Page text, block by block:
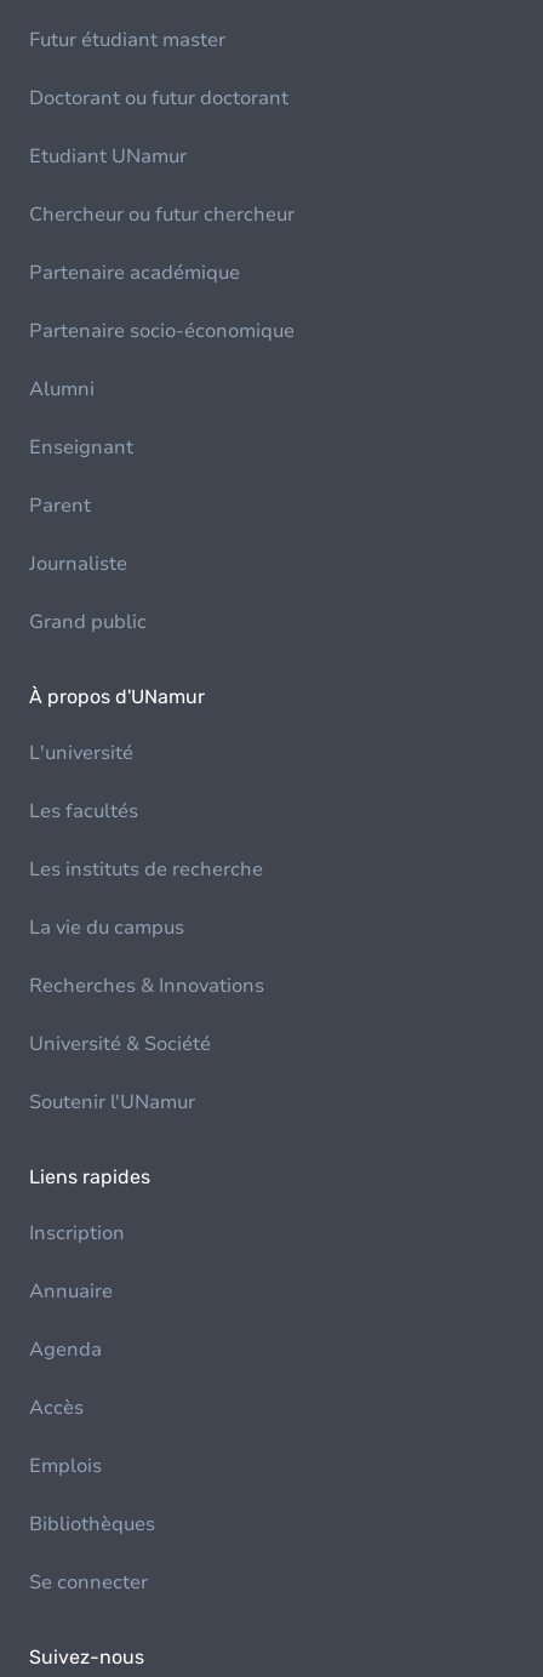
Futur étudiant master
Doctorant ou futur doctorant
Etudiant UNamur
Chercheur ou futur chercheur
Partenaire académique
Partenaire socio-économique
Alumni
Enseignant
Parent
Journaliste
Grand public
À propos d'UNamur
L'université
Les facultés
Les instituts de recherche
La vie du campus
Recherches & Innovations
Université & Société
Soutenir l'UNamur
Liens rapides
Inscription
Annuaire
Agenda
Accès
Emplois
Bibliothèques
Se connecter
Suivez-nous